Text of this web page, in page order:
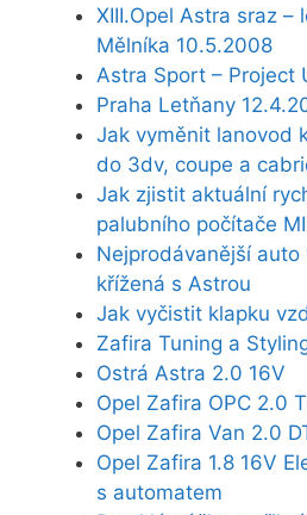
XIII.Opel Astra sraz –
Mělníka 10.5.2008
Astra Sport – Project
Praha Letňany
Jak vyměnit lanovod
do 3dv, coupe a
Jak zjistit aktuální
palubního počítače
Nejprodávanější auto
křížená s Astrou
Jak vyčistit klapku
Zafira Tuning a
Ostrá Astra 2.0 16V
Opel Zafira OPC 2.0
Opel Zafira Van 2.0
Opel Zafira 1.8 16V
s automatem